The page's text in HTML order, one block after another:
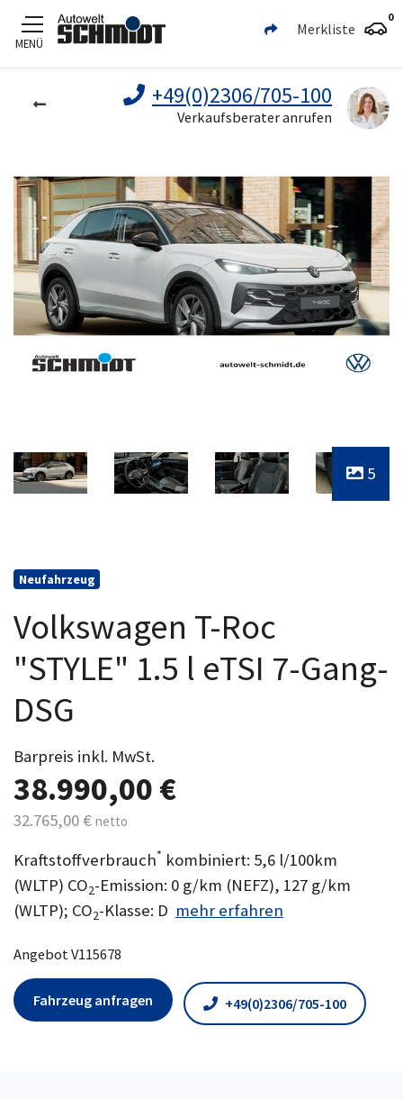
Zum Hauptinhalt
MENÜ
Merkliste
0
+49(0)2306/705-100
Verkaufsberater anrufen
5
Neufahrzeug
Volkswagen T-Roc
"STYLE" 1.5 l eTSI 7-Gang-
DSG
Barpreis inkl. MwSt.
38.990,00 €
32.765,00 € netto
Kraftstoffverbrauch* kombiniert: 5,6 l/100km
(WLTP) CO2-Emission: 0 g/km (NEFZ), 127 g/km
(WLTP); CO2-Klasse: D mehr erfahren
Angebot V115678
Fahrzeug anfragen +49(0)2306/705-100